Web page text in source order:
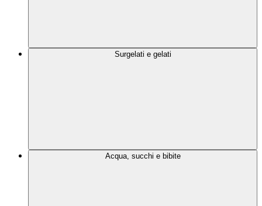
Surgelati e gelati
Acqua, succhi e bibite